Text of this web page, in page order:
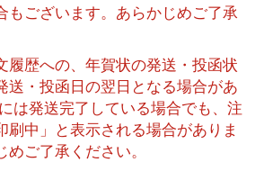
もございます。あらかじめご了承
履歴への、年賀状の発送・投函状
送・投函日の翌日となる場合があ
は発送完了している場合でも、注
刷中」と表示される場合がありま
めご了承ください。